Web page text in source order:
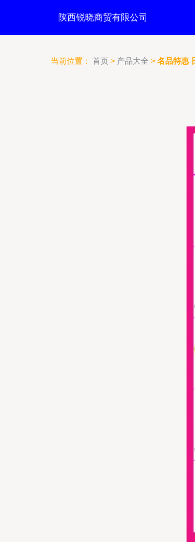
陕西锐晓商贸有限公司
当前位置： 首页 > 产品大全 > 名品特惠